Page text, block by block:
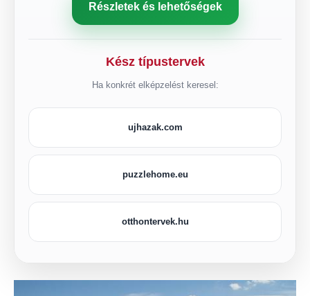
Részletek és lehetőségek
Kész típustervek
Ha konkrét elképzelést keresel:
ujhazak.com
puzzlehome.eu
otthontervek.hu